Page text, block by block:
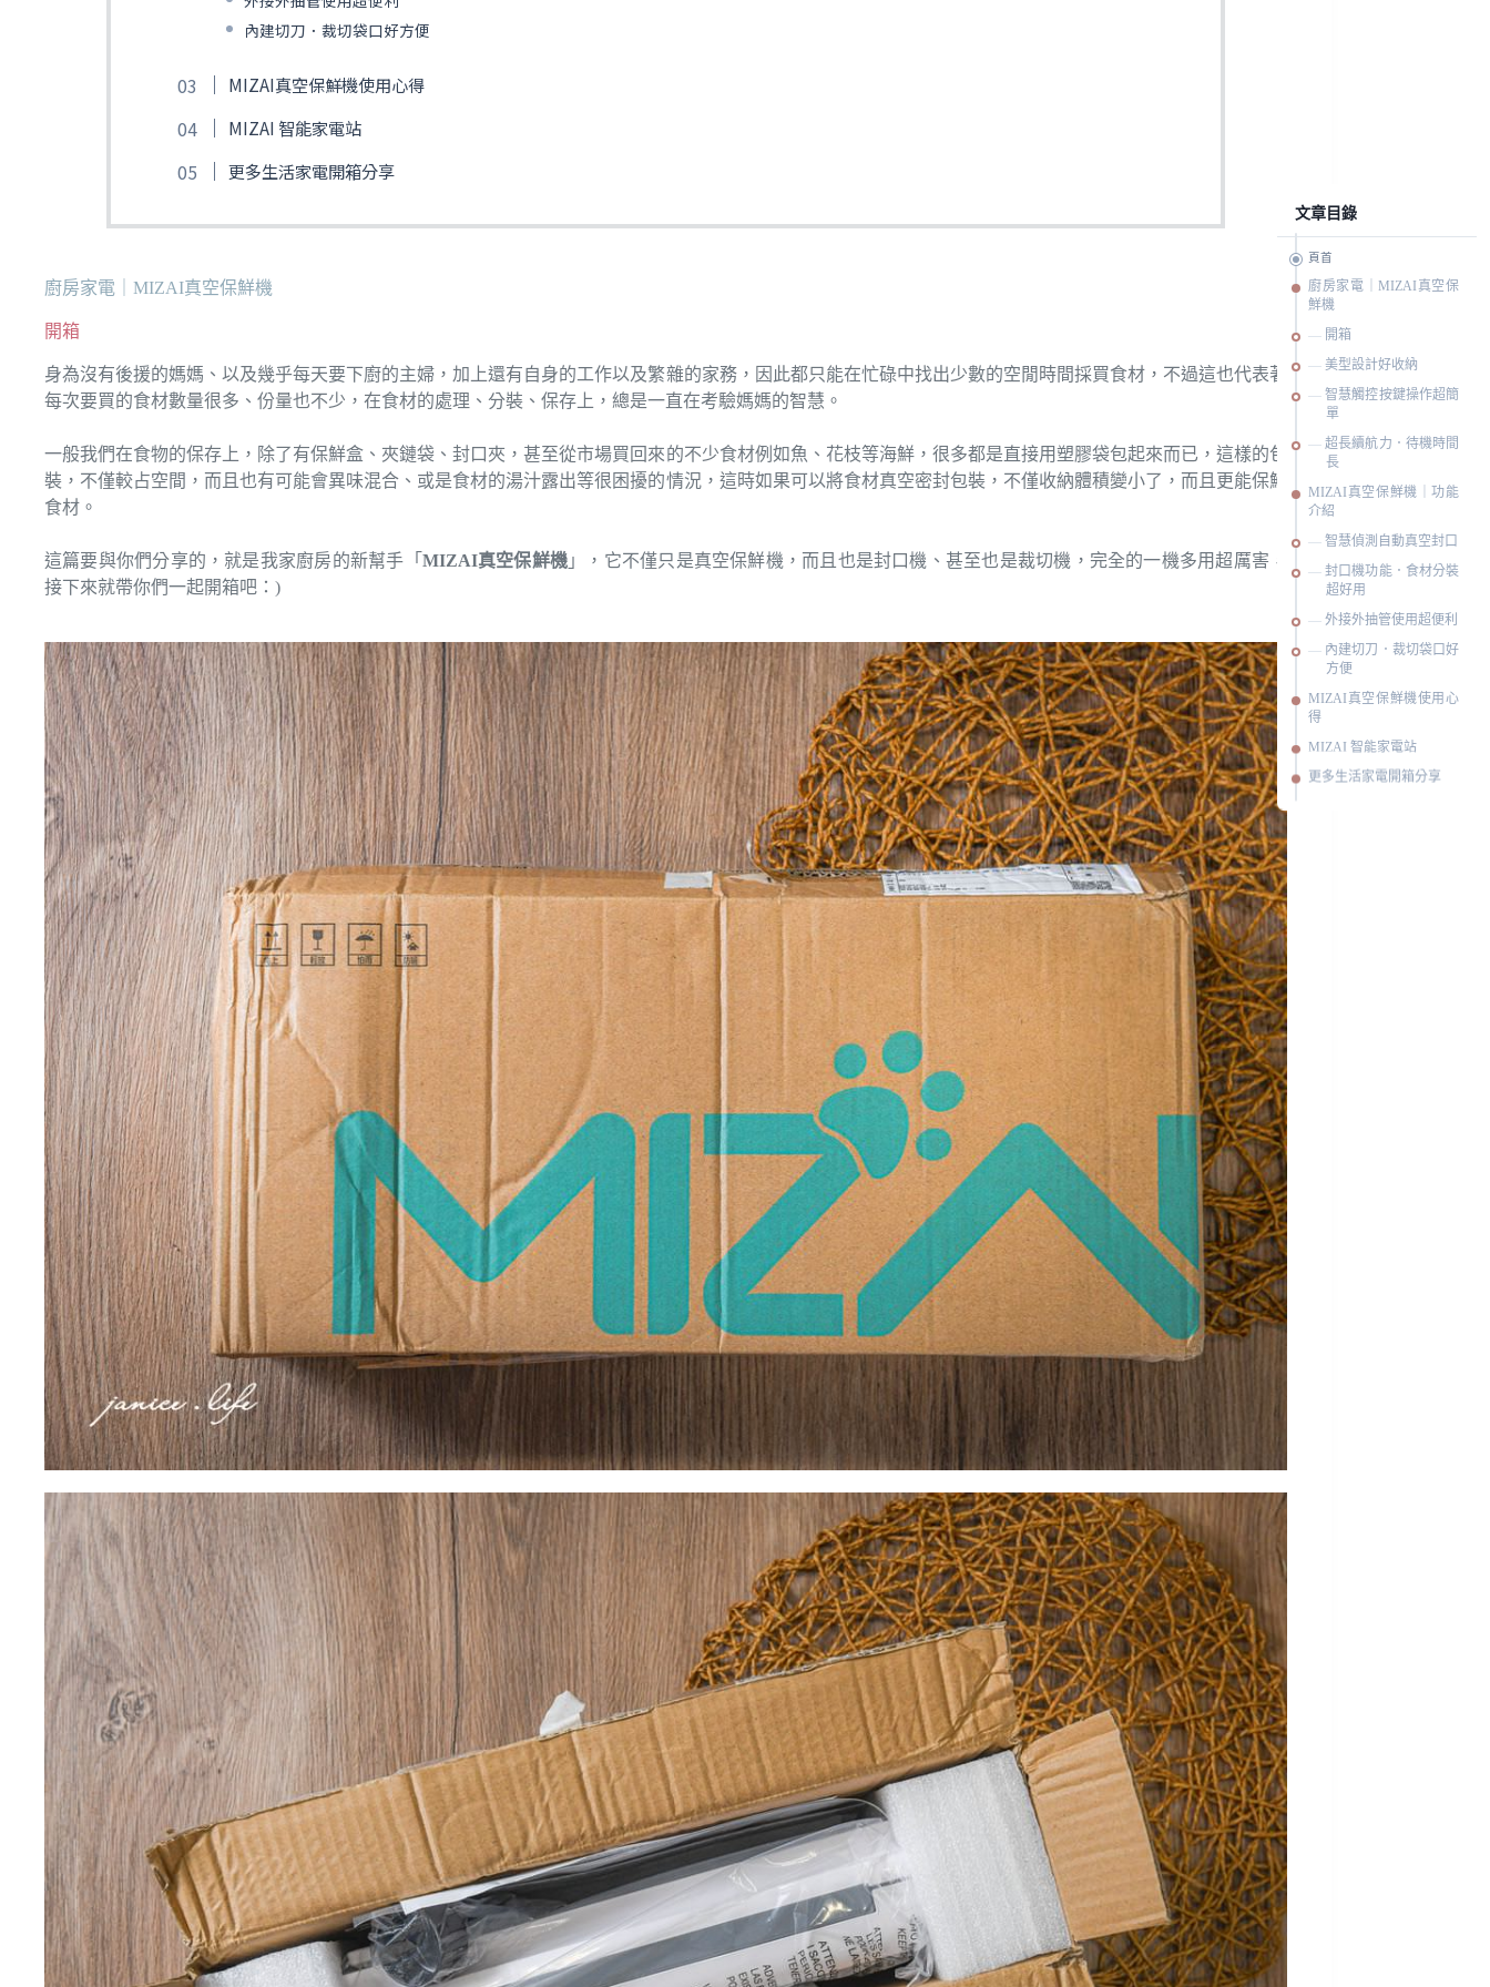
內建切刀．裁切袋口好方便
MIZAI真空保鮮機使用心得
MIZAI 智能家電站
更多生活家電開箱分享
廚房家電｜MIZAI真空保鮮機
開箱
身為沒有後援的媽媽、以及幾乎每天要下廚的主婦，加上還有自身的工作以及繁雜的家務，因此都只能在忙碌中找出少數的空閒時間採買食材，不過這也代表著
每次要買的食材數量很多、份量也不少，在食材的處理、分裝、保存上，總是一直在考驗媽媽的智慧。
一般我們在食物的保存上，除了有保鮮盒、夾鏈袋、封口夾，甚至從市場買回來的不少食材例如魚、花枝等海鮮，很多都是直接用塑膠袋包起來而已，這樣的包
裝，不僅較占空間，而且也有可能會異味混合、或是食材的湯汁露出等很困擾的情況，這時如果可以將食材真空密封包裝，不僅收納體積變小了，而且更能保鮮
食材。
這篇要與你們分享的，就是我家廚房的新幫手「 MIZAI真空保鮮機 」，它不僅只是真空保鮮機，而且也是封口機、甚至也是裁切機，完全的一機多用超厲害，
接下來就帶你們一起開箱吧：)
文章目錄
頁首
廚房家電｜MIZAI真空保
鮮機
開箱
美型設計好收納
智慧觸控按鍵操作超簡
單
超長續航力．待機時間
長
MIZAI真空保鮮機｜功能
介紹
智慧偵測自動真空封口
封口機功能．食材分裝
超好用
外接外抽管使用超便利
內建切刀．裁切袋口好
方便
MIZAI真空保鮮機使用心
得
MIZAI 智能家電站
更多生活家電開箱分享